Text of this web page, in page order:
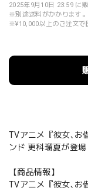
2025年9月10日 23:59 に
※別途送料がかかります。
※¥10,000以上のご注文で
TVアニメ『彼女､お
ンド 更科瑠夏が登場
【商品情報】
TVアニメ『彼女､お